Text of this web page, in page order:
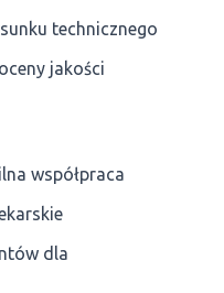
technicznego
jakości
współpraca
dla